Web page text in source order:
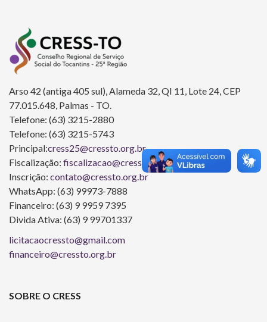
Arso 42 (antiga 405 sul), Alameda 32, QI 11, Lote 24, CEP
77.015.648, Palmas - TO.
Telefone: (63) 3215-2880
Telefone: (63) 3215-5743
Principal:cress25@cressto.org.br
Fiscalização: fiscalizacao@cressto.org.br
Inscrição: contato@cressto.org.br
WhatsApp: (63) 99973-7888
Financeiro: (63) 9 9959 7395
Divida Ativa: (63) 9 99701337
licitacaocressto@gmail.com
financeiro@cressto.org.br
SOBRE O CRESS